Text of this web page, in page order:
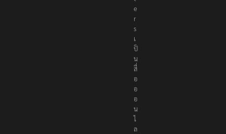
e
r
s
เ
ป็
น
สื่
อ
อ
อ
น
ไ
ล